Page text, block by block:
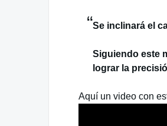
Se inclinará el
Siguiendo este
lograr la
Aquí un video con